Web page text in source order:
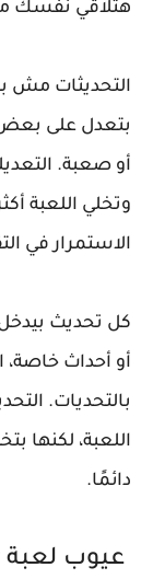
هتلاقي نفسك
التحديثات مش
بتعدل على
أو صعبة.
وتخلي اللعبة
الاستمرار في
كل تحديث
أو أحداث خاصة،
بالتحديات.
اللعبة، لكنها
دائمًا.